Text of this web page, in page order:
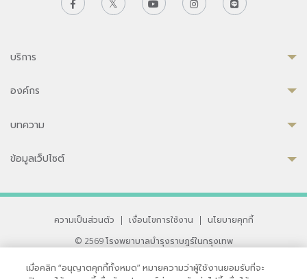
บริการ
องค์กร
บทความ
ข้อมูลเว็ปไซต์
ความเป็นส่วนตัว | เงื่อนไขการใช้งาน |
นโยบายคุกกี้
© 2569 โรงพยาบาลบำรุงราษฎร์ในกรุงเทพ
เมื่อคลิก “อนุญาตคุกกี้ทั้งหมด” หมายความว่าผู้ใช้งานยอมรับที่จะ